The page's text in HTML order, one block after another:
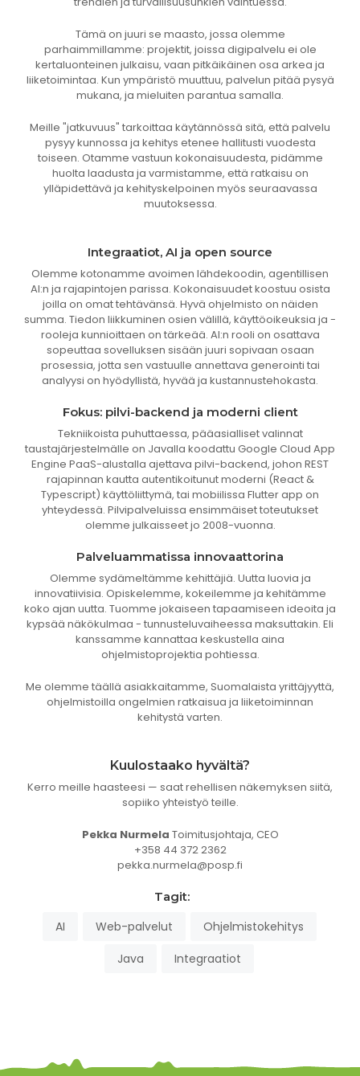
Tämä on juuri se maasto, jossa olemme
parhaimmillamme: projektit, joissa digipalvelu ei ole
kertaluonteinen julkaisu, vaan pitkäikäinen osa arkea ja
liiketoimintaa. Kun ympäristö muuttuu, palvelun pitää pysyä
mukana, ja mieluiten parantua samalla.
Meille "jatkuvuus" tarkoittaa käytännössä sitä, että palvelu
pysyy kunnossa ja kehitys etenee hallitusti vuodesta
toiseen. Otamme vastuun kokonaisuudesta, pidämme
huolta laadusta ja varmistamme, että ratkaisu on
ylläpidettävä ja kehityskelpoinen myös seuraavassa
muutoksessa.
Integraatiot, AI ja open source
Olemme kotonamme avoimen lähdekoodin, agentillisen
AI:n ja rajapintojen parissa. Kokonaisuudet koostuu osista
joilla on omat tehtävänsä. Hyvä ohjelmisto on näiden
summa. Tiedon liikkuminen osien välillä, käyttöoikeuksia ja -
rooleja kunnioittaen on tärkeää. AI:n rooli on osattava
sopeuttaa sovelluksen sisään juuri sopivaan osaan
prosessia, jotta sen vastuulle annettava generointi tai
analyysi on hyödyllistä, hyvää ja kustannustehokasta.
Fokus: pilvi-backend ja moderni client
Tekniikoista puhuttaessa, pääasialliset valinnat
taustajärjestelmälle on Javalla koodattu Google Cloud App
Engine PaaS-alustalla ajettava pilvi-backend, johon REST
rajapinnan kautta autentikoitunut moderni (React &
Typescript) käyttöliittymä, tai mobiilissa Flutter app on
yhteydessä. Pilvipalveluissa ensimmäiset toteutukset
olemme julkaisseet jo 2008-vuonna.
Palveluammatissa innovaattorina
Olemme sydämeltämme kehittäjiä. Uutta luovia ja
innovatiivisia. Opiskelemme, kokeilemme ja kehitämme
koko ajan uutta. Tuomme jokaiseen tapaamiseen ideoita ja
kypsää näkökulmaa - tunnusteluvaiheessa maksuttakin. Eli
kanssamme kannattaa keskustella aina
ohjelmistoprojektia pohtiessa.
Me olemme täällä asiakkaitamme, Suomalaista yrittäjyyttä,
ohjelmistoilla ongelmien ratkaisua ja liiketoiminnan
kehitystä varten.
Kuulostaako hyvältä?
Kerro meille haasteesi — saat rehellisen näkemyksen siitä,
sopiiko yhteistyö teille.
Pekka Nurmela Toimitusjohtaja, CEO
+358 44 372 2362
pekka.nurmela@posp.fi
Tagit:
AI Web-palvelut
Ohjelmistokehitys
Java
Integraatiot